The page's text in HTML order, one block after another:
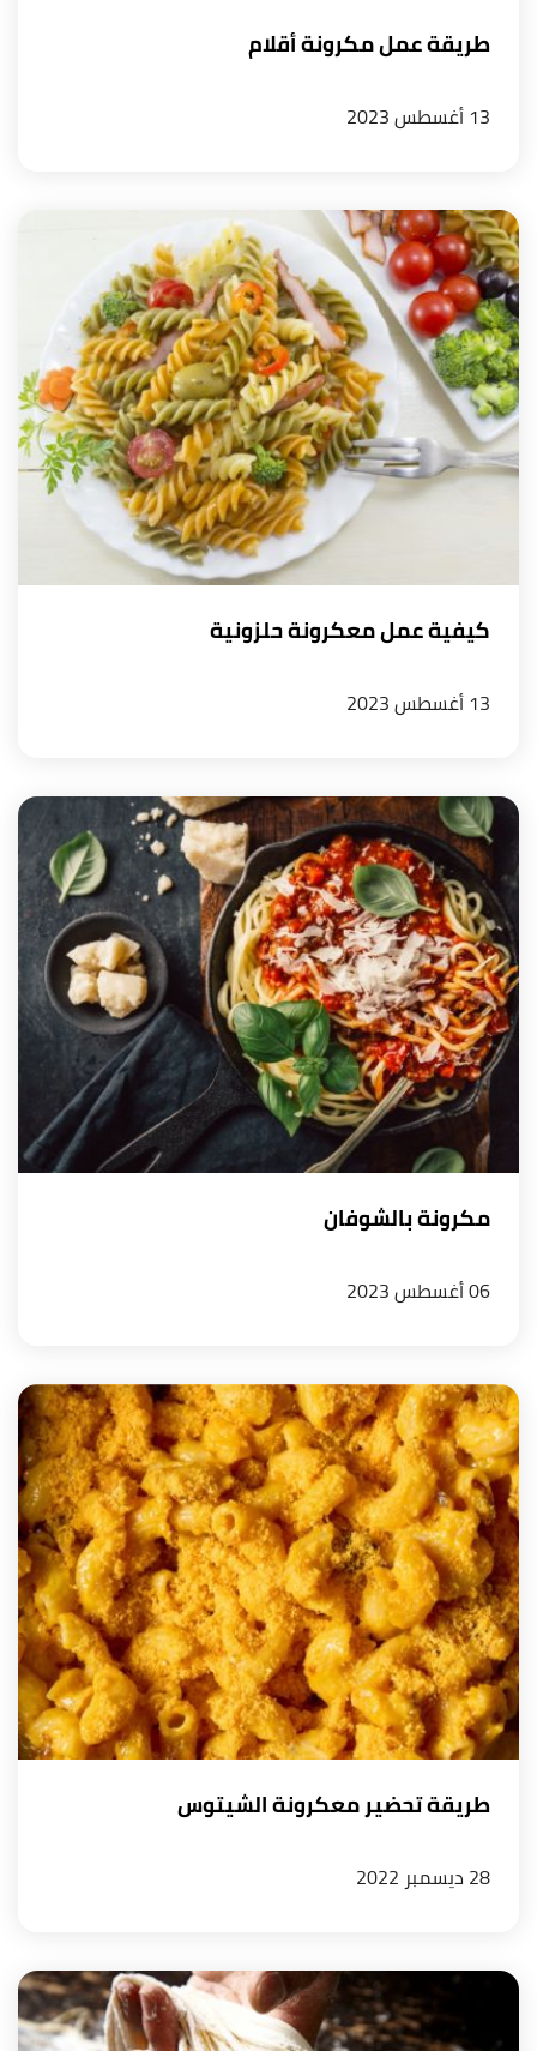
طريقة عمل مكرونة أقلام
13 أغسطس 2023
كيفية عمل معكرونة حلزونية
13 أغسطس 2023
مكرونة بالشوفان
06 أغسطس 2023
طريقة تحضير معكرونة الشيتوس
28 ديسمبر 2022